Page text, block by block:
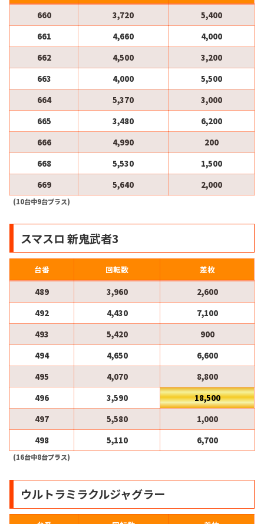
660
3,720
5,400
661
4,660
4,000
662
4,500
3,200
663
4,000
5,500
664
5,370
3,000
665
3,480
6,200
666
4,990
200
668
5,530
1,500
669
5,640 2,000
(10台中9台プラス)
スマスロ 新鬼武者3
台番 回転数
差枚
489
3,960
2,600
492
4,430
7,100
493
5,420
900
494
4,650
6,600
495
4,070
8,800
496
3,590
18,500
497
5,580
1,000
498
5,110 6,700
(16台中8台プラス)
ウルトラミラクルジャグラー